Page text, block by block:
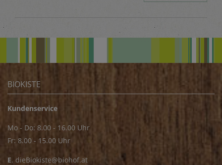
BIOKISTE
Kundenservice
Mo - Do: 8.00 - 16.00 Uhr
Fr: 8.00 - 15.00 Uhr
E. dieBiokiste@biohof.at